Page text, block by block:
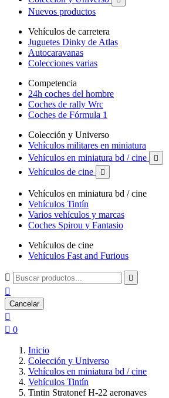
Nuevos productos
Vehículos de carretera
Juguetes Dinky de Atlas
Autocaravanas
Colecciones varias
Competencia
24h coches del hombre
Coches de rally Wrc
Coches de Fórmula 1
Colección y Universo
Vehículos militares en miniatura
Vehículos en miniatura bd / cine

Vehículos de cine 
Vehículos en miniatura bd / cine
Vehículos Tintín
Varios vehículos y marcas
Coches Spirou y Fantasio
Vehículos de cine
Vehículos Fast and Furious
 

Cancelar

 0
Inicio
Colección y Universo
Vehículos en miniatura bd / cine
Vehículos Tintín
Tintin Stratonef H-22 aeronaves